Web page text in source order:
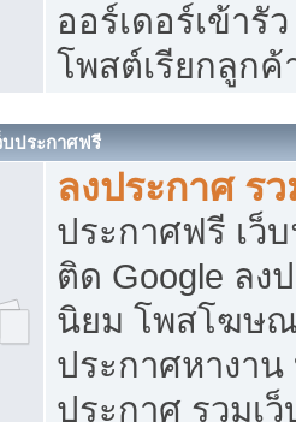
ออร์เดอร์เข้ารั
โพสต์เรียกลูกค้
บประกาศฟรี
ลงประกาศ ร
ประกาศฟรี เว็
ติด Google ลง
นิยม โพสโฆษ
ประกาศหางาน
ประกาศ รวมเ